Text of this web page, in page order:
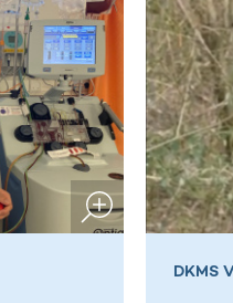
DKMS